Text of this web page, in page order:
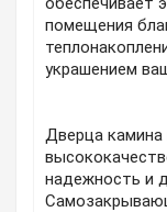
помещения
украшением
Дверца камина
надежность и